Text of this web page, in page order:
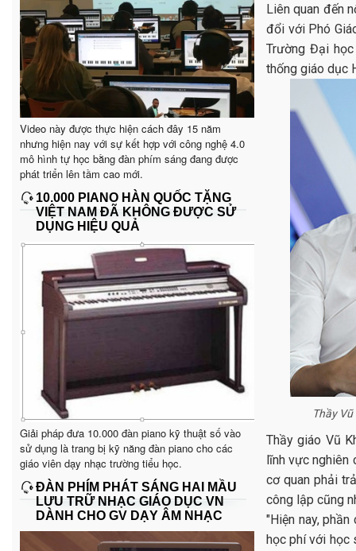
Video này được thực hiện cách đây 15 năm
nhưng hiện nay với sự kết hợp với công nghệ 4.0
mô hình tự học bằng đàn phím sáng đang được
phát triển lên tầm cao mới.
10.000 PIANO HÀN QUỐC TẶNG
VIỆT NAM ĐÃ KHÔNG ĐƯỢC SỬ
DỤNG HIỆU QUẢ
Giải pháp đưa 10.000 đàn piano kỹ thuật số vào
sử dụng là trang bị kỹ năng đàn piano cho các
giáo viên dạy nhạc trường tiểu học.
ĐÀN PHÍM PHÁT SÁNG HAI MẦU
LƯU TRỮ NHẠC GIÁO DỤC VN
DÀNH CHO GV DẠY ÂM NHẠC
Liên quan đến
đổi với Phó
Trường Đại
thống giáo dục
Thầy
Thầy giáo Vũ
lĩnh vực nghiên
cơ quan phải
công lập cũng
"Hiện nay,
học phí với học